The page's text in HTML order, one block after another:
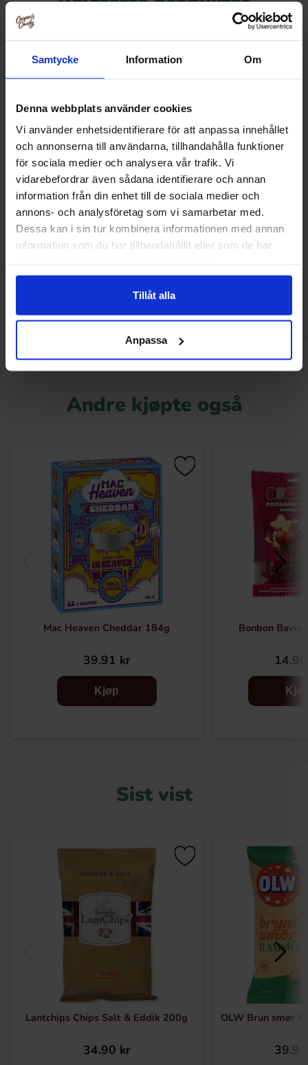
Samtycke Information Om
Denna webbplats använder cookies
Vi använder enhetsidentifierare för att anpassa innehållet
och annonserna till användarna, tillhandahålla funktioner
för sociala medier och analysera vår trafik. Vi
vidarebefordrar även sådana identifierare och annan
information från din enhet till de sociala medier och
annons- och analysföretag som vi samarbetar med.
Dessa kan i sin tur kombinera informationen med annan
information som du har tillhandahållit eller som de har
Tillåt alla
Anpassa
Gårdschips Chips Piri Piri & Rostad
Hvitløk 150g
Gårdschips Pico
Andre kjøpte også
Mac Heaven Cheddar 184g
39.91 kr
Kjøp
Bonbon
Sist vist
Lantchips Chips Salt & Eddik 200g
34.90 kr
OLW Brun smør